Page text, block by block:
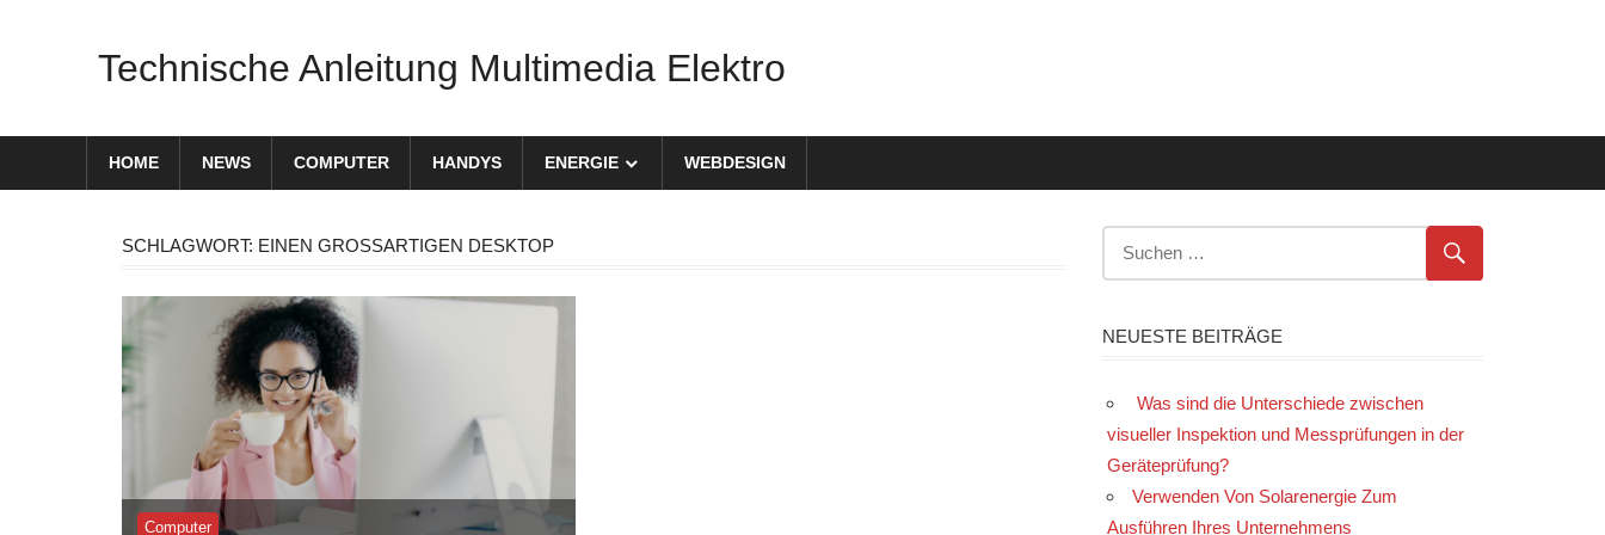
Technische Anleitung Multimedia Elektro
HOME NEWS COMPUTER HANDYS ENERGIE WEBDESIGN
SCHLAGWORT: EINEN GROSSARTIGEN DESKTOP
Computer
NEUESTE BEITRÄGE
Was sind die Unterschiede zwischen
visueller Inspektion und Messprüfungen in der
Geräteprüfung?
Verwenden Von Solarenergie Zum
Ausführen Ihres Unternehmens